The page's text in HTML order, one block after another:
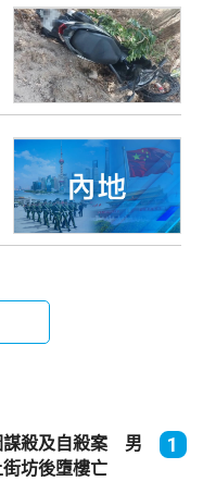
謀殺及自殺案 男
坊後墮樓亡
1